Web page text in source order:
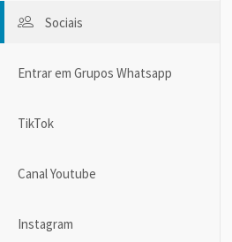
Sociais
Entrar em Grupos Whatsapp
TikTok
Canal Youtube
Instagram